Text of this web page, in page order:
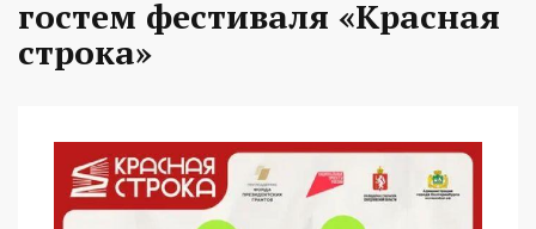
гостем фестиваля «Красная
строка»